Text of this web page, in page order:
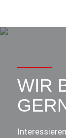
WIR